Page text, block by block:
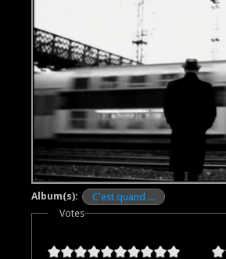
Album(s):
C'est quand ...
Votes